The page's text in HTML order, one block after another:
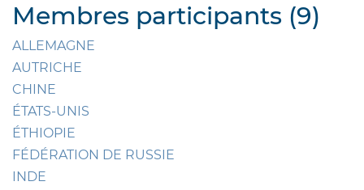
Membres participants (9)
ALLEMAGNE
AUTRICHE
CHINE
ÉTATS-UNIS
ÉTHIOPIE
FÉDÉRATION DE RUSSIE
INDE